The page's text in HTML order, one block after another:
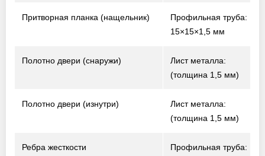
Притворная планка (нащельник)
Профильная труба:
15×15×1,5 мм
Полотно двери (снаружи)
Лист металла:
(толщина 1,5 мм)
Полотно двери (изнутри)
Лист металла:
(толщина 1,5 мм)
Ребра жесткости
Профильная труба: